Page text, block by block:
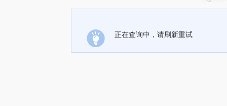
正在查询中，请刷新重试